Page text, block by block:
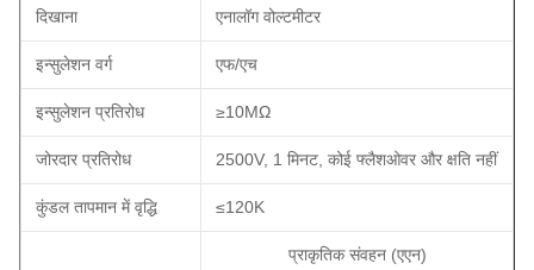
दिखाना एनालॉग वोल्टमीटर
इन्सुलेशन वर्ग एफ/एच
इन्सुलेशन प्रतिरोध ≥10MΩ
जोरदार प्रतिरोध 2500V, 1 मिनट, कोई फ्लैशओवर और क्षति नहीं
कुंडल तापमान में वृद्धि ≤120K
प्राकृतिक संवहन (एएन)